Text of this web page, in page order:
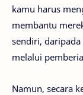
kamu harus
membantu
sendiri,
melalui
Namun, secara